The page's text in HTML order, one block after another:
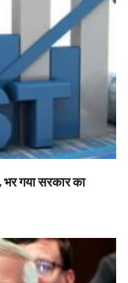
गया सरकार का